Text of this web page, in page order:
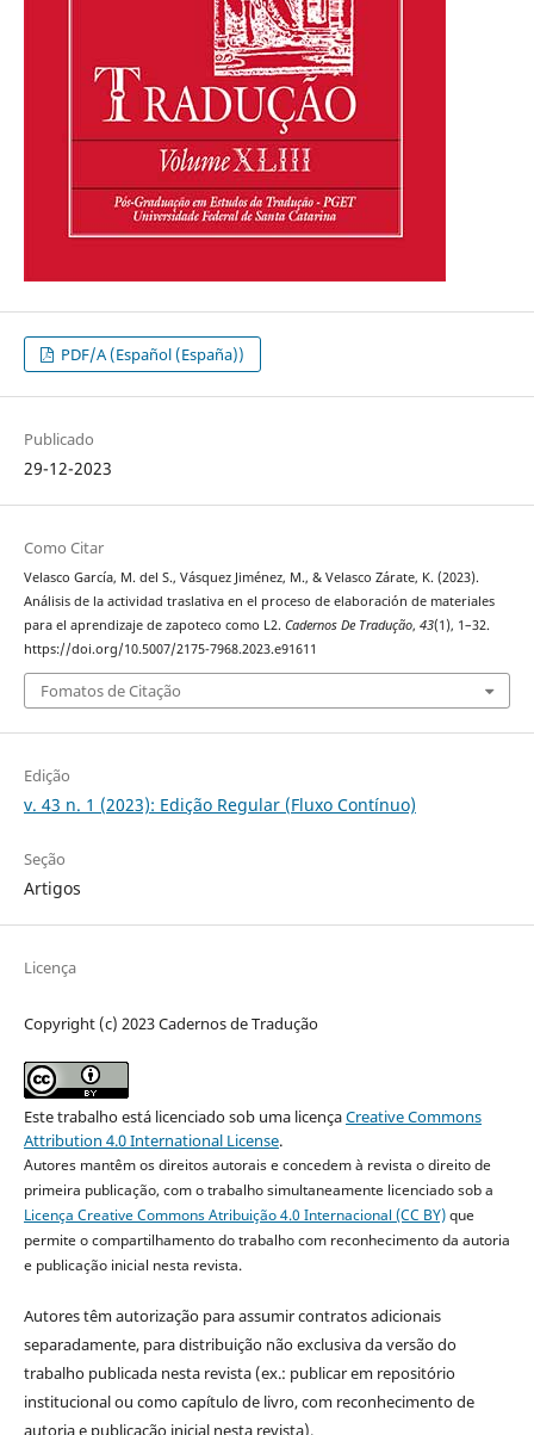
PDF/A (Español (España))
Publicado
29-12-2023
Como Citar
Velasco García, M. del S., Vásquez Jiménez, M., & Velasco Zárate, K. (2023).
Análisis de la actividad traslativa en el proceso de elaboración de materiales
para el aprendizaje de zapoteco como L2. Cadernos De Tradução, 43(1), 1–32.
https://doi.org/10.5007/2175-7968.2023.e91611
Fomatos de Citação
Edição
v. 43 n. 1 (2023): Edição Regular (Fluxo Contínuo)
Seção
Artigos
Licença
Copyright (c) 2023 Cadernos de Tradução
Este trabalho está licenciado sob uma licençaCreative Commons
Attribution 4.0 International License.
Autores mantêm os direitos autorais e concedem à revista o direito de
primeira publicação, com o trabalho simultaneamente licenciado sob a
Licença Creative Commons Atribuição 4.0 Internacional (CC BY)que
permite o compartilhamento do trabalho com reconhecimento da autoria
e publicação inicial nesta revista.
Autores têm autorização para assumir contratos adicionais
separadamente, para distribuição não exclusiva da versão do
trabalho publicada nesta revista (ex.: publicar em repositório
institucional ou como capítulo de livro, com reconhecimento de
autoria e publicação inicial nesta revista).